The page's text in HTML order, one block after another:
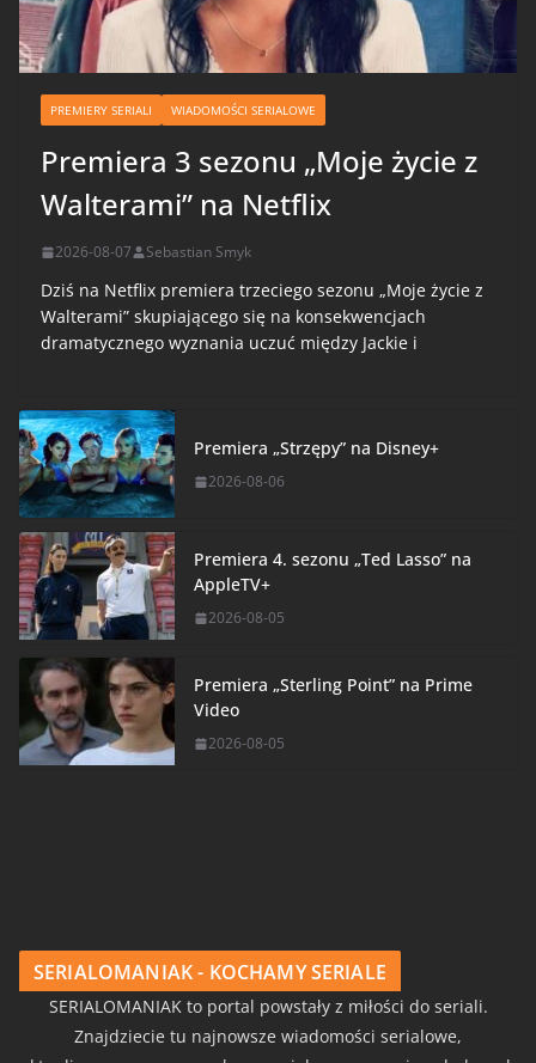
PREMIERY SERIALI WIADOMOŚCI SERIALOWE
Premiera 3 sezonu „Moje życie z
Walterami” na Netflix
2026-08-07 Sebastian Smyk
Dziś na Netflix premiera trzeciego sezonu „Moje życie z
Walterami” skupiającego się na konsekwencjach
dramatycznego wyznania uczuć między Jackie i
Premiera „Strzępy” na Disney+
2026-08-06
Premiera 4. sezonu „Ted Lasso” na
AppleTV+
2026-08-05
Premiera „Sterling Point” na Prime
Video
2026-08-05
SERIALOMANIAK - KOCHAMY SERIALE
SERIALOMANIAK to portal powstały z miłości do seriali.
Znajdziecie tu najnowsze wiadomości serialowe,